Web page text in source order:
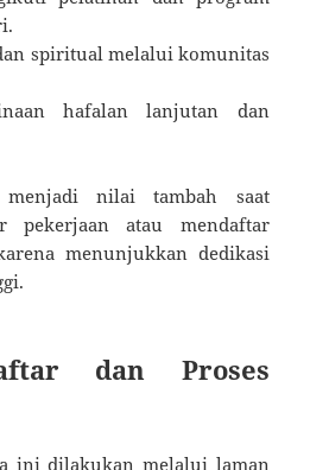
spiritual melalui komunitas
hafalan lanjutan dan
nilai tambah saat
pekerjaan atau mendaftar
menunjukkan dedikasi
dan Proses
ini dilakukan melalui laman